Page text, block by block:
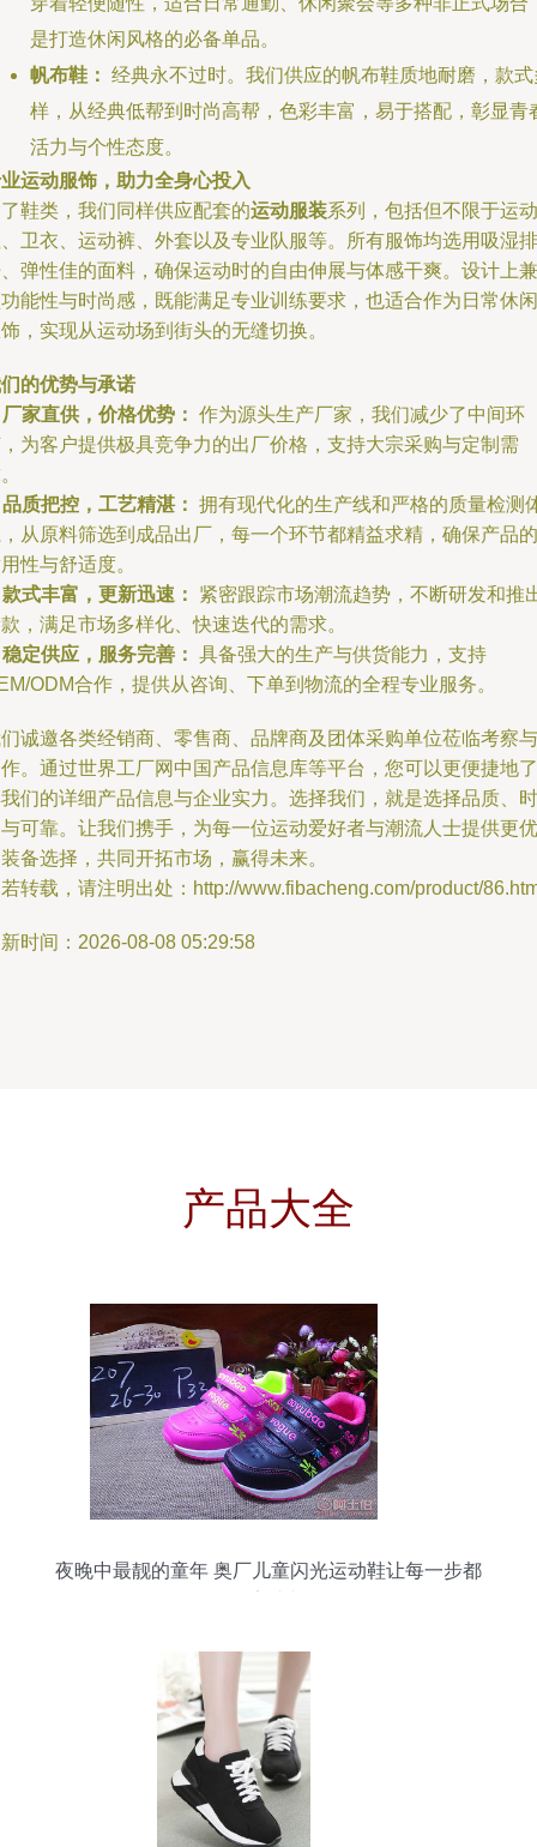
是打造休闲风格的必备单品。
帆布鞋： 经典永不过时。我们供应的帆布鞋质地耐磨，款式
样，从经典低帮到时尚高帮，色彩丰富，易于搭配，彰显青
活力与个性态度。
运动服饰，助力全身心投入
鞋类，我们同样供应配套的运动服装系列，包括但不限于运
卫衣、运动裤、外套以及专业队服等。所有服饰均选用吸湿排
弹性佳的面料，确保运动时的自由伸展与体感干爽。设计上兼
能性与时尚感，既能满足专业训练要求，也适合作为日常休闲
，实现从运动场到街头的无缝切换。
的优势与承诺
厂家直供，价格优势： 作为源头生产厂家，我们减少了中间环
为客户提供极具竞争力的出厂价格，支持大宗采购与定制需
品质把控，工艺精湛： 拥有现代化的生产线和严格的质量检测
从原料筛选到成品出厂，每一个环节都精益求精，确保产品的
性与舒适度。
款式丰富，更新迅速：
紧密跟踪市场潮流趋势，不断研发和推
，满足市场多样化、快速迭代的需求。
稳定供应，服务完善： 具备强大的生产与供货能力，支持
ODM合作，提供从咨询、下单到物流的全程专业服务。
诚邀各类经销商、零售商、品牌商及团体采购单位莅临考察与
。通过世界工厂网中国产品信息库等平台，您可以更便捷地了
们的详细产品信息与企业实力。选择我们，就是选择品质、时
可靠。让我们携手，为每一位运动爱好者与潮流人士提供更优
备选择，共同开拓市场，赢得未来。
转载，请注明出处：http://www.fibacheng.com/product/
时间：2026-08-08 05:29:58
产品大全
夜晚中最靓的童年 奥厂儿童闪光运动鞋让每一步都